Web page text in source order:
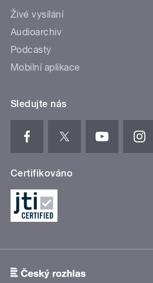
Živé vysílání
Audioarchiv
Podcasty
Mobilní aplikace
Sledujte nás
Certifikováno